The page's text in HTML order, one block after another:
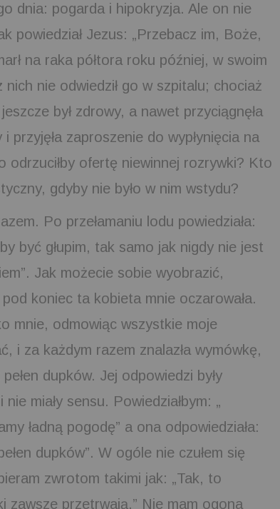
dnia: pogarda i hipokryzja. Ale on nie
powiedział Jezus: „Przebacz im, Boże,
na raka półtora roku później, w swoim
nich nie odwiedził go w szpitalu; chociaż
był zdrowy, a nawet przyciągnęła
przyjęła zaproszenie do wypłynięcia na
odrzuciłby ofertę niewinnej rozrywki? Kto
gdyby nie było w nim wstydu?
Po przełamaniu lodu powiedziała:
być głupim, tak samo jak nigdy nie jest
Jak możecie sobie wyobrazić,
koniec ta kobieta mnie oczarowała.
mnie, odmowiąc wszystkie moje
i za każdym razem znalazła wymówkę,
dupków. Jej odpowiedzi były
miały sensu. Powiedziałbym: „
ładną pogodę” a ona odpowiedziała:
dupków”. W ogóle nie czułem się
zwrotom takimi jak: „Tak, to
zawsze przetrwają.” Nie mam ogona